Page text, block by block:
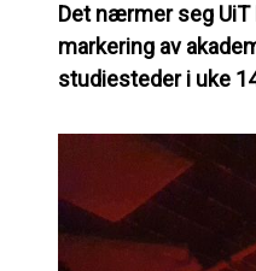
Det nærmer seg
markering av
studiesteder i uke